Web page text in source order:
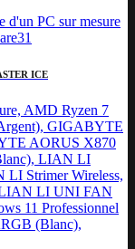
ICE
AMD Ryzen 7
GIGABYTE
AORUS X870
LIAN LI
Strimer Wireless,
LI UNI FAN
11 Professionnel
(Blanc),